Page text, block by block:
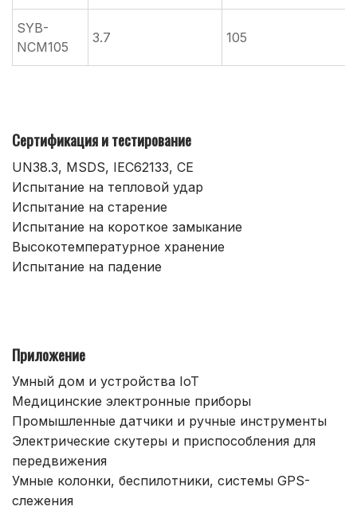
SYB-
NCM105
3.7 105
Сертификация и тестирование
UN38.3, MSDS, IEC62133, CE
Испытание на тепловой удар
Испытание на старение
Испытание на короткое замыкание
Высокотемпературное хранение
Испытание на падение
Приложение
Умный дом и устройства IoT
Медицинские электронные приборы
Промышленные датчики и ручные инструменты
Электрические скутеры и приспособления для
передвижения
Умные колонки, беспилотники, системы GPS-
слежения